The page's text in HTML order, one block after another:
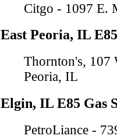
Citgo - 1097 E.
East Peoria, IL
Thornton's, 107
Peoria, IL
Elgin, IL E85 Gas
PetroLiance -